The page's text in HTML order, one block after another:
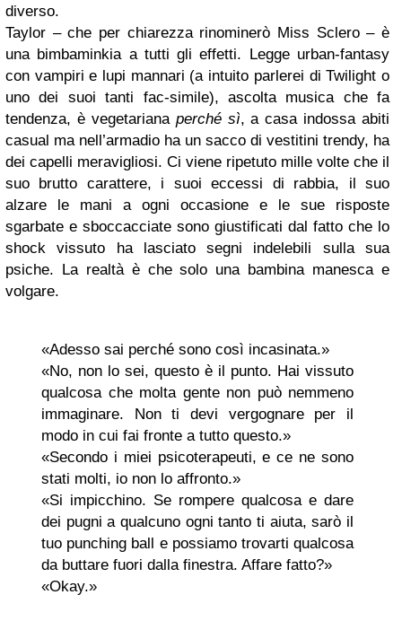
diverso.
Taylor – che per chiarezza rinominerò Miss Sclero – è
una bimbaminkia a tutti gli effetti. Legge urban-fantasy
con vampiri e lupi mannari (a intuito parlerei di Twilight o
uno dei suoi tanti fac-simile), ascolta musica che fa
tendenza, è vegetariana perché sì, a casa indossa abiti
casual ma nell’armadio ha un sacco di vestitini trendy, ha
dei capelli meravigliosi. Ci viene ripetuto mille volte che il
suo brutto carattere, i suoi eccessi di rabbia, il suo
alzare le mani a ogni occasione e le sue risposte
sgarbate e sboccacciate sono giustificati dal fatto che lo
shock vissuto ha lasciato segni indelebili sulla sua
psiche. La realtà è che solo una bambina manesca e
volgare.
«Adesso sai perché sono così incasinata.»
«No, non lo sei, questo è il punto. Hai vissuto
qualcosa che molta gente non può nemmeno
immaginare. Non ti devi vergognare per il
modo in cui fai fronte a tutto questo.»
«Secondo i miei psicoterapeuti, e ce ne sono
stati molti, io non lo affronto.»
«Si impicchino. Se rompere qualcosa e dare
dei pugni a qualcuno ogni tanto ti aiuta, sarò il
tuo punching ball e possiamo trovarti qualcosa
da buttare fuori dalla finestra. Affare fatto?»
«Okay.»